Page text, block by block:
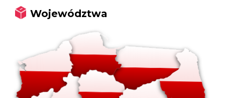
Województwa